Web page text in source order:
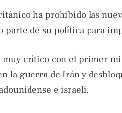
ha prohibido las
parte de su política para
muy crítico con el primer
la guerra de Irán y
e israelí.